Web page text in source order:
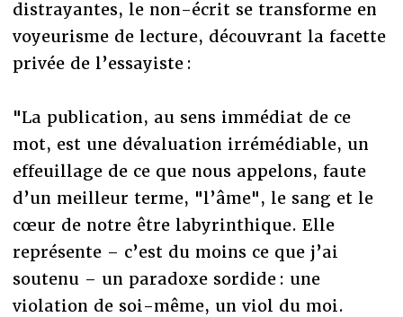
distrayantes, le non-écrit se transforme en
voyeurisme de lecture, découvrant la facette
privée de l’essayiste :
"La publication, au sens immédiat de ce
mot, est une dévaluation irrémédiable, un
effeuillage de ce que nous appelons, faute
d’un meilleur terme, "l’âme", le sang et le
cœur de notre être labyrinthique. Elle
représente – c’est du moins ce que j’ai
soutenu – un paradoxe sordide : une
violation de soi-même, un viol du moi.